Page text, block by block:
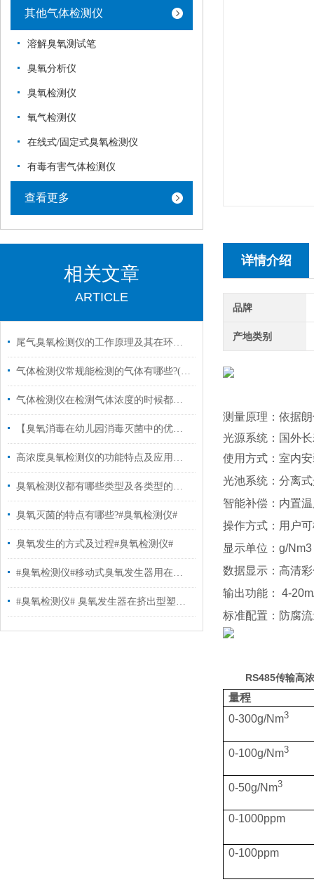
其他气体检测仪
溶解臭氧测试笔
臭氧分析仪
臭氧检测仪
氧气检测仪
在线式/固定式臭氧检测仪
有毒有害气体检测仪
查看更多
相关文章
ARTICLE
尾气臭氧检测仪的工作原理及其在环保监测中的应用
气体检测仪常规能检测的气体有哪些?(一)
气体检测仪在检测气体浓度的时候都遇到哪些问题?
【臭氧消毒在幼儿园消毒灭菌中的优势有哪些?#臭氧消毒#】
高浓度臭氧检测仪的功能特点及应用范围有哪些? #臭氧分析仪#
臭氧检测仪都有哪些类型及各类型的应用#臭氧消毒#
臭氧灭菌的特点有哪些?#臭氧检测仪#
臭氧发生的方式及过程#臭氧检测仪#
#臭氧检测仪#移动式臭氧发生器用在哪些地方
#臭氧检测仪# 臭氧发生器在挤出型塑料膜行业的应用
详情介绍
品牌
产地类别
测量原理： 依据
光源系统：国外
使用方式：室内
光池系统： 分离
智能补偿： 内置
操作方式： 用户
显示单位： g/Nm3
数据显示： 高清
输出功能：
4-
标准配置：防腐
RS485传输高
量程
0-300g/Nm3
0-100g/Nm3
0-50g/Nm3
0-1000ppm
0-100ppm